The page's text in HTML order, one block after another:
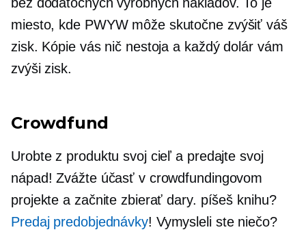
bez dodatočných výrobných nákladov. To je
miesto, kde PWYW môže skutočne zvýšiť váš
zisk. Kópie vás nič nestoja a každý dolár vám
zvýši zisk.
Crowdfund
Urobte z produktu svoj cieľ a predajte svoj
nápad! Zvážte účasť v crowdfundingovom
projekte a začnite zbierať dary. píšeš knihu?
Predaj predobjednávky! Vymysleli ste niečo?